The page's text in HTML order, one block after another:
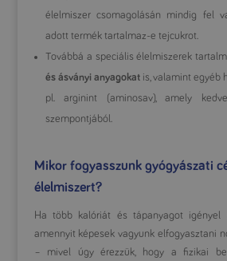
élelmiszer csomagolásán mindig fel
adott termék tartalmaz-e tejcukrot.
Továbbá a speciális élelmiszerek
és ásványi anyagokatis, valamint egyéb
pl. arginint (aminosav), amely
szempontjából.
Mikor fogyasszunk gyógyászati
élelmiszert?
Ha több kalóriát és tápanyagot igényel
amennyit képesek vagyunk elfogyasztani
– mivel úgy érezzük, hogy a fizikai